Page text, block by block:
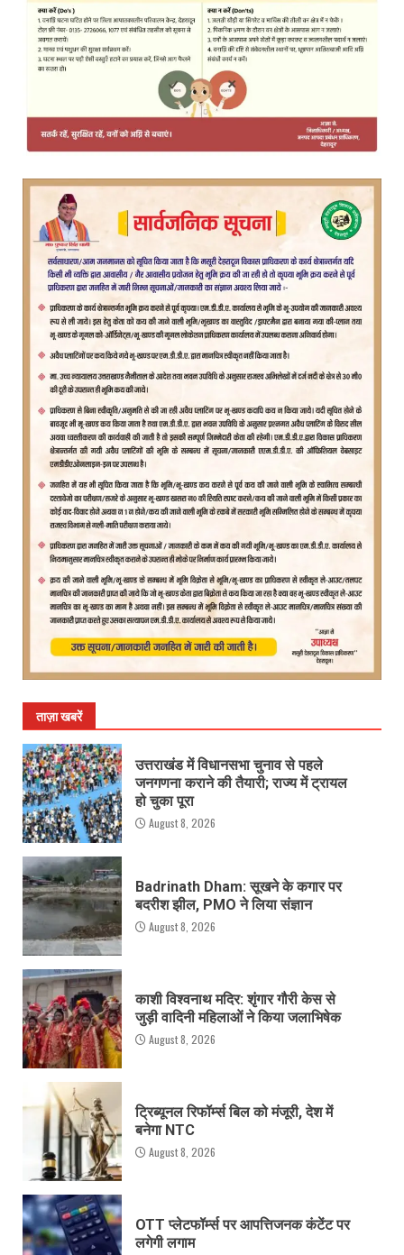
ताज़ा खबरें
उत्तराखंड में विधानसभा चुनाव से पहले
जनगणना कराने की तैयारी; राज्य में ट्रायल
हो चुका पूरा
August 8, 2026
Badrinath Dham: सूखने के कगार पर
बदरीश झील, PMO ने लिया संज्ञान
August 8, 2026
काशी विश्वनाथ मदिर: शृंगार गौरी केस से
जुड़ी वादिनी महिलाओं ने किया जलाभिषेक
August 8, 2026
ट्रिब्यूनल रिफॉर्म्स बिल को मंजूरी, देश में
बनेगा NTC
August 8, 2026
OTT प्लेटफॉर्म्स पर आपत्तिजनक कंटेंट पर
लगेगी लगाम